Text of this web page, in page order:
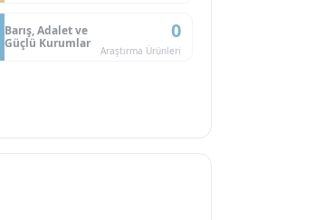
Barış, Adalet ve
Güçlü Kurumlar
0
Araştırma Ürünleri